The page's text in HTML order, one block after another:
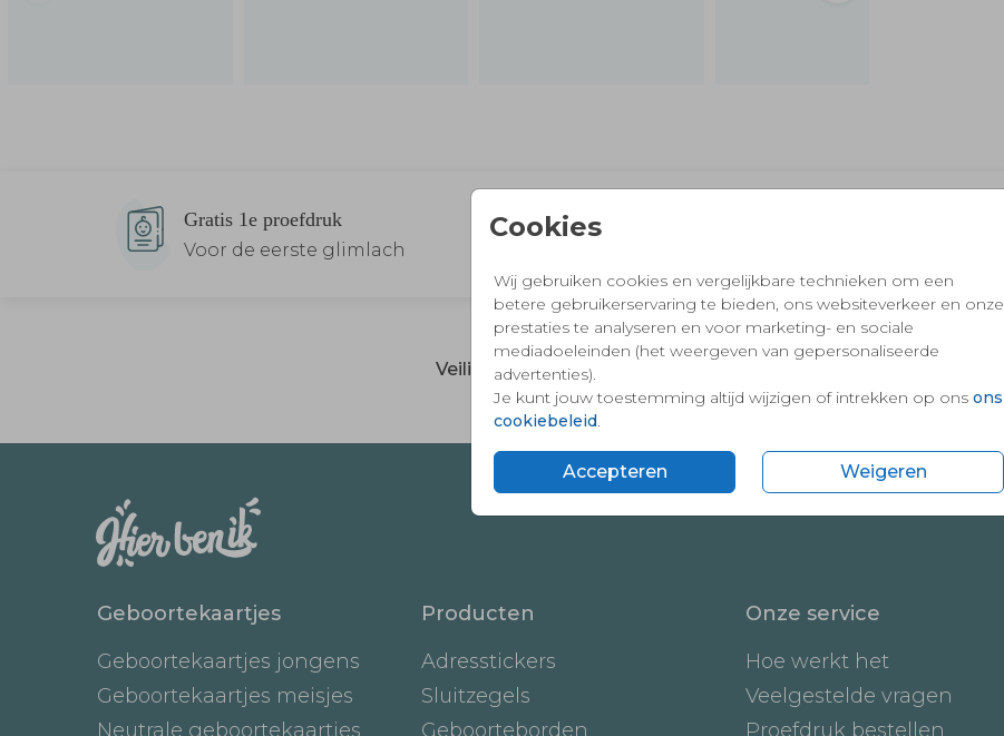
Cookies
Wij gebruiken cookies en vergelijkbare technieken om een
betere gebruikerservaring te bieden, ons websiteverkeer en onze
prestaties te analyseren en voor marketing- en sociale
mediadoeleinden (het weergeven van gepersonaliseerde
advertenties).
Je kunt jouw toestemming altijd wijzigen of intrekken op ons ons
cookiebeleid
Accepteren Weigeren
Gratis 1e proefdruk
Voor de eerste glimlach
Veilig en vertrouwd winkelen en betalen
Geboortekaartjes
Geboortekaartjes jongens
Geboortekaartjes meisjes
Neutrale geboortekaartjes
Producten
Adresstickers
Sluitzegels
Geboorteborden
Onze service
Hoe werkt het
Veelgestelde vragen
Proefdruk bestellen